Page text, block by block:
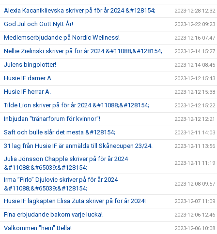
Alexia Kacaniklievska skriver på för år 2024 &#128154; 2023-12-28 12:32
God Jul och Gott Nytt År! 2023-12-22 09:23
Medlemserbjudande på Nordic Wellness! 2023-12-16 07:47
Nellie Zielinski skriver på för år 2024 &#11088;&#128154; 2023-12-14 15:27
Julens bingolotter! 2023-12-14 08:45
Husie IF damer A. 2023-12-12 15:43
Husie IF herrar A. 2023-12-12 15:38
Tilde Lion skriver på för år 2024 &#11088;&#128154; 2023-12-12 15:22
Inbjudan "tränarforum för kvinnor"! 2023-12-12 12:21
Saft och bulle slår det mesta &#128154; 2023-12-11 14:03
31 lag från Husie IF är anmälda till Skånecupen 23/24. 2023-12-11 13:56
Julia Jönsson Chapple skriver på för år 2024
&#11088;&#65039;&#128154;
2023-12-11 11:19
Irma ”Pirlo” Djulovic skriver på för år 2024
&#11088;&#65039;&#128154;
2023-12-08 09:57
Husie IF lagkapten Elisa Zuta skriver på för år 2024! 2023-12-07 11:09
Fina erbjudande bakom varje lucka! 2023-12-06 12:46
Välkommen "hem" Bella! 2023-12-06 10:08